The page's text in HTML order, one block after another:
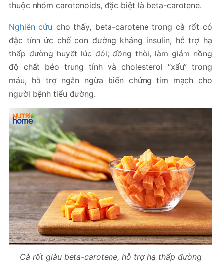
thuộc nhóm carotenoids, đặc biệt là beta-carotene.
Nghiên cứu cho thấy, beta-carotene trong cà rốt có
đặc tính ức chế con đường kháng insulin, hỗ trợ hạ
thấp đường huyết lúc đói; đồng thời, làm giảm nồng
độ chất béo trung tính và cholesterol “xấu” trong
máu, hỗ trợ ngăn ngừa biến chứng tim mạch cho
người bệnh tiểu đường.
Cà rốt giàu beta-carotene, hỗ trợ hạ thấp đường